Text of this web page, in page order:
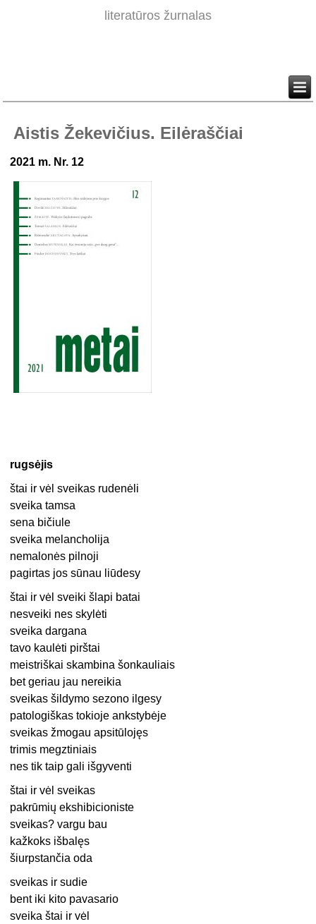
literatūros žurnalas
Aistis Žekevičius. Eilėraščiai
2021 m. Nr. 12
rugsėjis
štai ir vėl sveikas rudenėli
sveika tamsa
sena bičiule
sveika melancholija
nemalonės pilnoji
pagirtas jos sūnau liūdesy
štai ir vėl sveiki šlapi batai
nesveiki nes skylėti
sveika dargana
tavo kaulėti pirštai
meistriškai skambina šonkauliais
bet geriau jau nereikia
sveikas šildymo sezono ilgesy
patologiškas tokioje ankstybėje
sveikas žmogau apsitūlojęs
trimis megztiniais
nes tik taip gali išgyventi
štai ir vėl sveikas
pakrūmių ekshibicioniste
sveikas? vargu bau
kažkoks išbalęs
šiurpstančia oda
sveikas ir sudie
bent iki kito pavasario
sveika štai ir vėl